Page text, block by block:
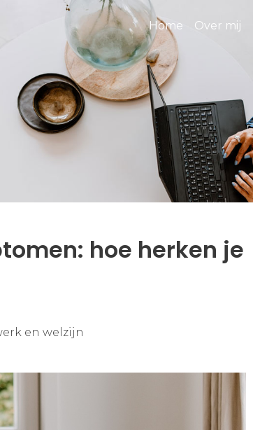
Home Over mij
hoe herken je
en welzijn